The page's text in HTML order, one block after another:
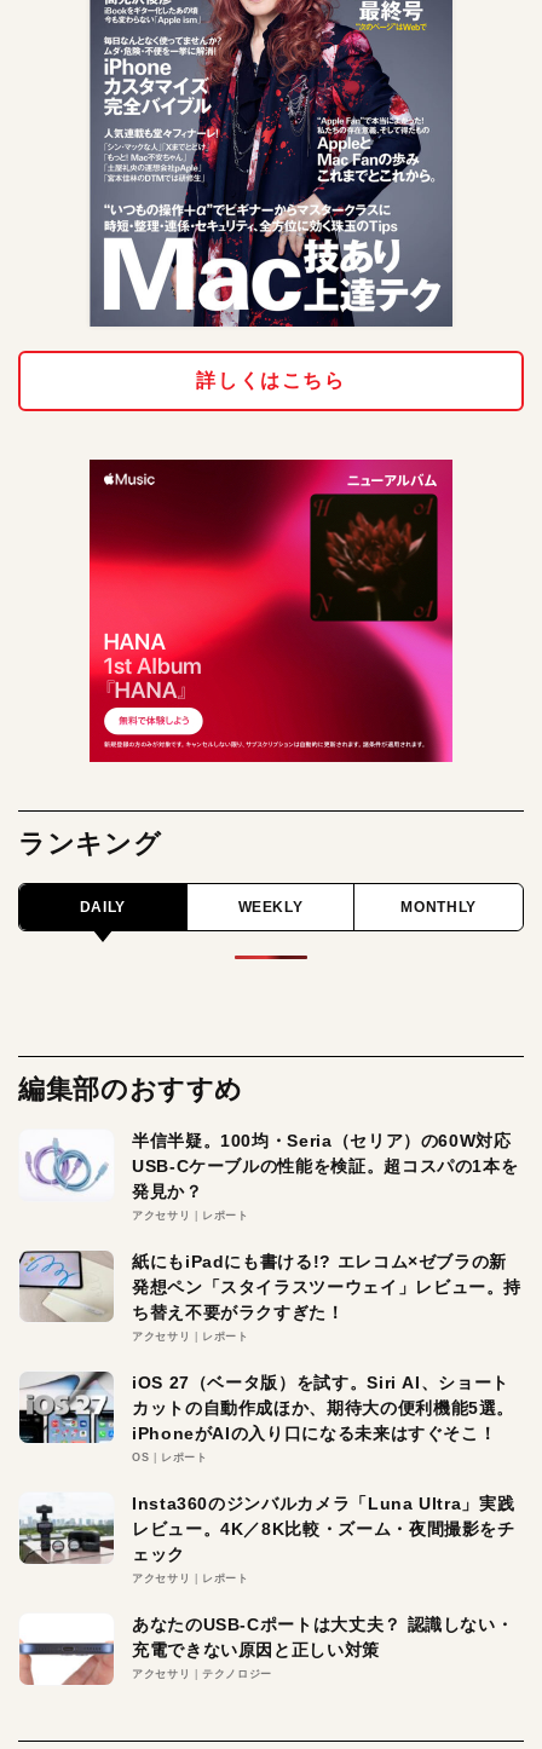
詳しくはこちら
ランキング
DAILY WEEKLY MONTHLY
編集部のおすすめ
半信半疑。100均・Seria（セリア）の60W対応
USB-Cケーブルの性能を検証。超コスパの1本を
発見か？
アクセサリ レポート
紙にもiPadにも書ける!? エレコム×ゼブラの新
発想ペン「スタイラスツーウェイ」レビュー。持
ち替え不要がラクすぎた！
アクセサリ レポート
iOS 27（ベータ版）を試す。Siri AI、ショート
カットの自動作成ほか、期待大の便利機能5選。
iPhoneがAIの入り口になる未来はすぐそこ！
OS レポート
Insta360のジンバルカメラ「Luna Ultra」実践
レビュー。4K／8K比較・ズーム・夜間撮影をチ
ェック
アクセサリ レポート
あなたのUSB-Cポートは大丈夫？ 認識しない・
充電できない原因と正しい対策
アクセサリ テクノロジー